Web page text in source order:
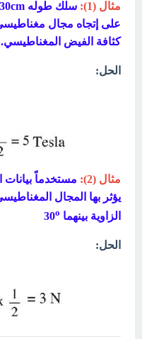
مثال (1):
كثافة الفيض المغناطيسي.
الحل:
مثال (2):
مستخدماً بيانات
يؤثر بها المجال
الزاوية بينهما 30 o
الحل: